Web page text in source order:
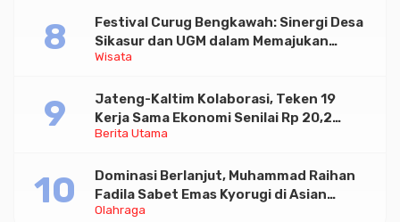
Wisata
Festival Curug Bengkawah: Sinergi Desa
Sikasur dan UGM dalam Memajukan
Wisata serta UMKM Lokal
Berita Utama
Jateng-Kaltim Kolaborasi, Teken 19
Kerja Sama Ekonomi Senilai Rp 20,2
Triliun
Olahraga
Dominasi Berlanjut, Muhammad Raihan
Fadila Sabet Emas Kyorugi di Asian
Taekwondo Indonesia Open 2026